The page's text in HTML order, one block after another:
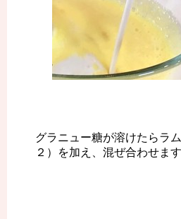
グラニュー糖が溶けたらラ
２）を加え、混ぜ合わせます